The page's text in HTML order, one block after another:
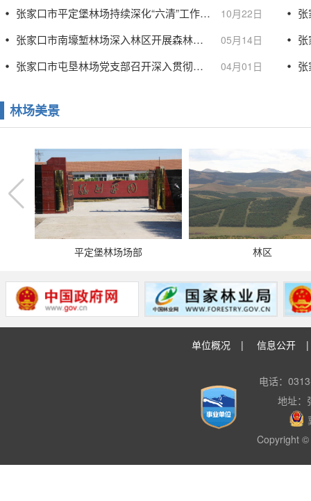
张家口市平定堡林场持续深化“六清”工作 织密森林防灭火安全网 10月22日
张家口市南壕堑林场深入林区开展森林病虫害监测工作 05月14日
张家口市屯垦林场党支部召开深入贯彻中央八项规定精神学习教育动员部署会议 04月01日
林场美景
平定堡林场场部 林区
单位概况 | 信息公开 |
电话：
地址：
Copyright ©